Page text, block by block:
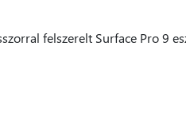
felszerelt Surface Pro 9